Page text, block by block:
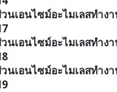
นเอนไซม์อะไมเลสทําง
นเอนไซม์อะไมเลสทําง
นเอนไซม์อะไมเลสทําง